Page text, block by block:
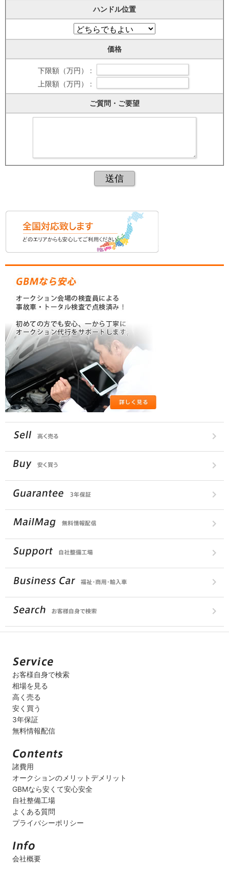
ハンドル位置
価格
下限額（万円） :
上限額（万円） :
ご質問・ご要望
お客様自身で検索
相場を見る
高く売る
安く買う
3年保証
無料情報配信
諸費用
オークションのメリットデメリット
GBMなら安くて安心安全
自社整備工場
よくある質問
プライバシーポリシー
会社概要